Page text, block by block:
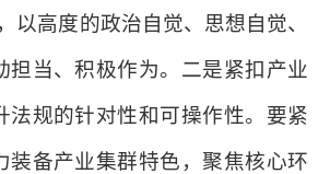
以高度的政治自觉、思想自觉、
担当、积极作为。二是紧扣产业
法规的针对性和可操作性。要紧
装备产业集群特色，聚焦核心环